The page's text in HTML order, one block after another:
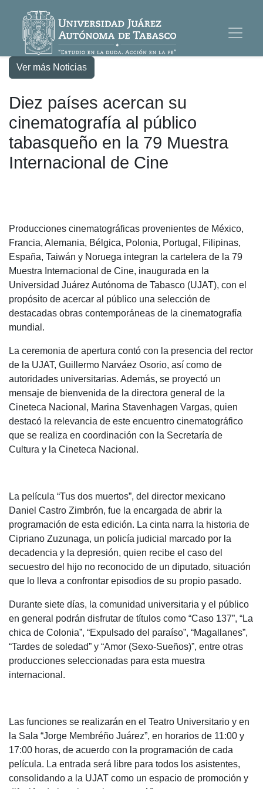
Ver más Noticias
Diez países acercan su
cinematografía al público
tabasqueño en la 79 Muestra
Internacional de Cine
Producciones cinematográficas provenientes de México,
Francia, Alemania, Bélgica, Polonia, Portugal, Filipinas,
España, Taiwán y Noruega integran la cartelera de la 79
Muestra Internacional de Cine, inaugurada en la
Universidad Juárez Autónoma de Tabasco (UJAT), con el
propósito de acercar al público una selección de
destacadas obras contemporáneas de la cinematografía
mundial.
La ceremonia de apertura contó con la presencia del rector
de la UJAT, Guillermo Narváez Osorio, así como de
autoridades universitarias. Además, se proyectó un
mensaje de bienvenida de la directora general de la
Cineteca Nacional, Marina Stavenhagen Vargas, quien
destacó la relevancia de este encuentro cinematográfico
que se realiza en coordinación con la Secretaría de
Cultura y la Cineteca Nacional.
La película “Tus dos muertos”, del director mexicano
Daniel Castro Zimbrón, fue la encargada de abrir la
programación de esta edición. La cinta narra la historia de
Cipriano Zuzunaga, un policía judicial marcado por la
decadencia y la depresión, quien recibe el caso del
secuestro del hijo no reconocido de un diputado, situación
que lo lleva a confrontar episodios de su propio pasado.
Durante siete días, la comunidad universitaria y el público
en general podrán disfrutar de títulos como “Caso 137”, “La
chica de Colonia”, “Expulsado del paraíso”, “Magallanes”,
“Tardes de soledad” y “Amor (Sexo-Sueños)”, entre otras
producciones seleccionadas para esta muestra
internacional.
Las funciones se realizarán en el Teatro Universitario y en
la Sala “Jorge Membréño Juárez”, en horarios de 11:00 y
17:00 horas, de acuerdo con la programación de cada
película. La entrada será libre para todos los asistentes,
consolidando a la UJAT como un espacio de promoción y